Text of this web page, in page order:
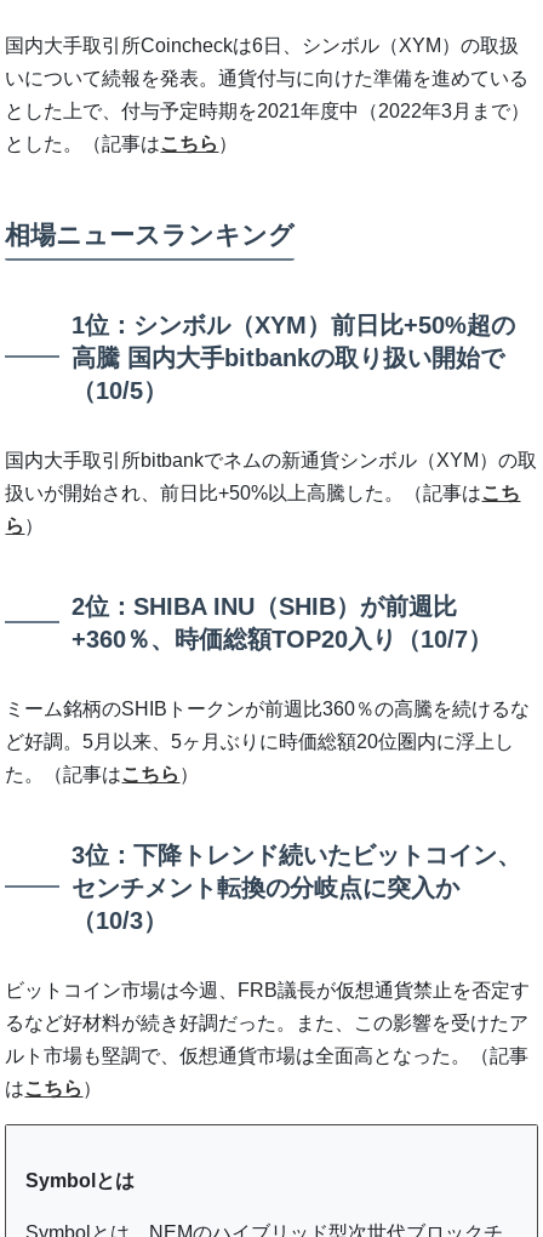
国内大手取引所Coincheckは6日、シンボル（XYM）の取扱
いについて続報を発表。通貨付与に向けた準備を進めている
とした上で、付与予定時期を2021年度中（2022年3月まで）
とした。（記事はこちら ）
相場ニュースランキング
1位：シンボル（XYM）前日比+50%超の
高騰 国内大手bitbankの取り扱い開始で
（10/5）
国内大手取引所bitbankでネムの新通貨シンボル（XYM）の取
扱いが開始され、前日比+50%以上高騰した。（記事はこち
ら ）
2位：SHIBA INU（SHIB）が前週比
+360％、時価総額TOP20入り（10/7）
ミーム銘柄のSHIBトークンが前週比360％の高騰を続けるな
ど好調。5月以来、5ヶ月ぶりに時価総額20位圏内に浮上し
た。（記事はこちら ）
3位：下降トレンド続いたビットコイン、
センチメント転換の分岐点に突入か
（10/3）
ビットコイン市場は今週、FRB議長が仮想通貨禁止を否定す
るなど好材料が続き好調だった。また、この影響を受けたア
ルト市場も堅調で、仮想通貨市場は全面高となった。（記事
はこちら ）
Symbolとは
Symbolとは、NEMのハイブリッド型次世代ブロックチ